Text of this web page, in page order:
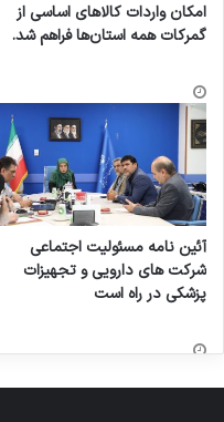
امکان واردات کالاهای اساسی از
گمرکات همه استان‌ها فراهم شد.
آئین نامه مسئولیت اجتماعی
شرکت های دارویی و تجهیزات
پزشکی در راه است